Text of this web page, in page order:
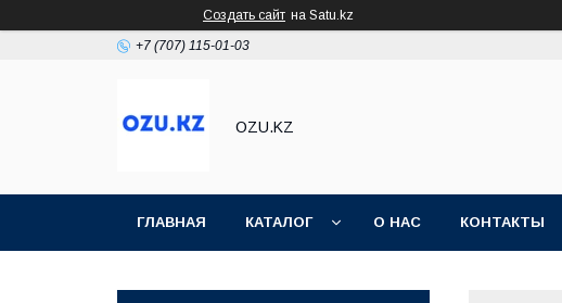
Создать сайт на Satu.kz
+7 (707) 115-01-03
OZU.KZ
ГЛАВНАЯ КАТАЛОГ О НАС КОНТАКТЫ